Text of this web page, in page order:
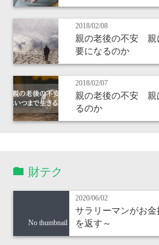
2018/02/08
親の老後の不安 親
要になるのか
2018/02/07
親の老後の不安 親
るのか
財テク
No thumbnail
2020/06/02
サラリーマンがお
を返す～